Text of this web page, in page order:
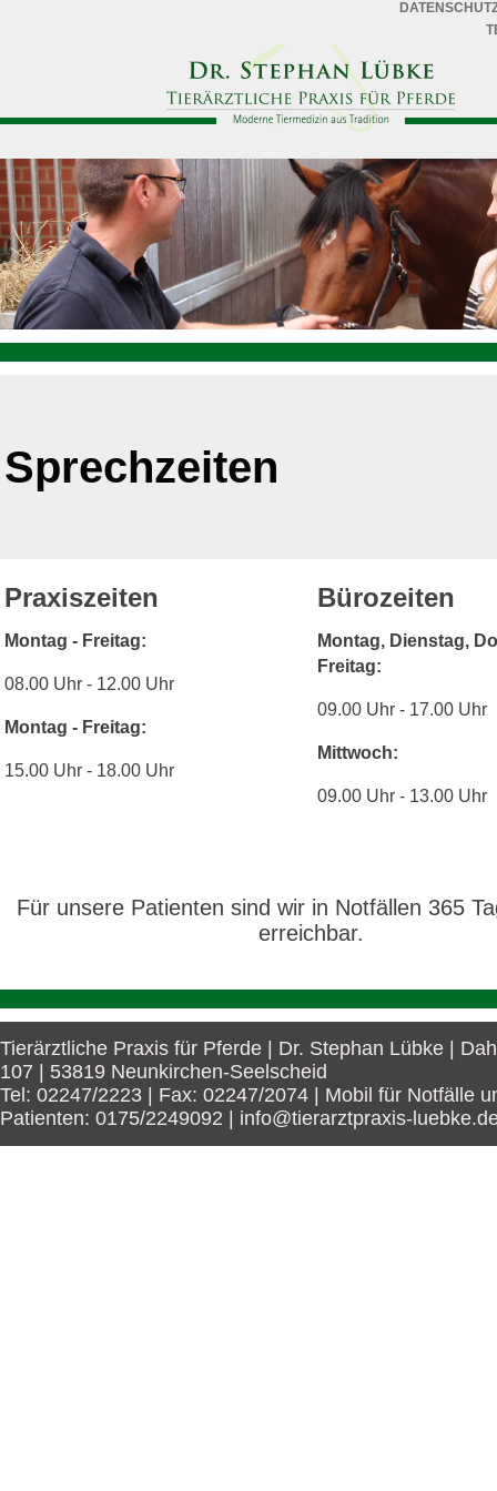
Sprechzeiten
Praxiszeiten
Montag - Freitag:
08.00 Uhr - 12.00 Uhr
Montag - Freitag:
15.00 Uhr - 18.00 Uhr
Bürozeiten
Montag, Dienstag,
Freitag:
09.00 Uhr - 17.00 Uhr
Mittwoch:
09.00 Uhr - 13.00 Uhr
Für unsere Patienten sind wir in Notfällen 365
erreichbar.
Tierärztliche Praxis für Pferde | Dr. Stephan Lübke |
107 | 53819 Neunkirchen-Seelscheid
Tel: 02247/2223 | Fax: 02247/2074 | Mobil für Notfälle
Patienten: 0175/2249092 | info@tierarztpraxis-